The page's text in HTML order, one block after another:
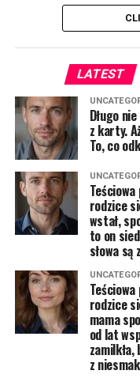
LATEST
Długo
z karty.
To, co
rodzice
wstał,
to on
słowa
rodzice
mama
od lat
z